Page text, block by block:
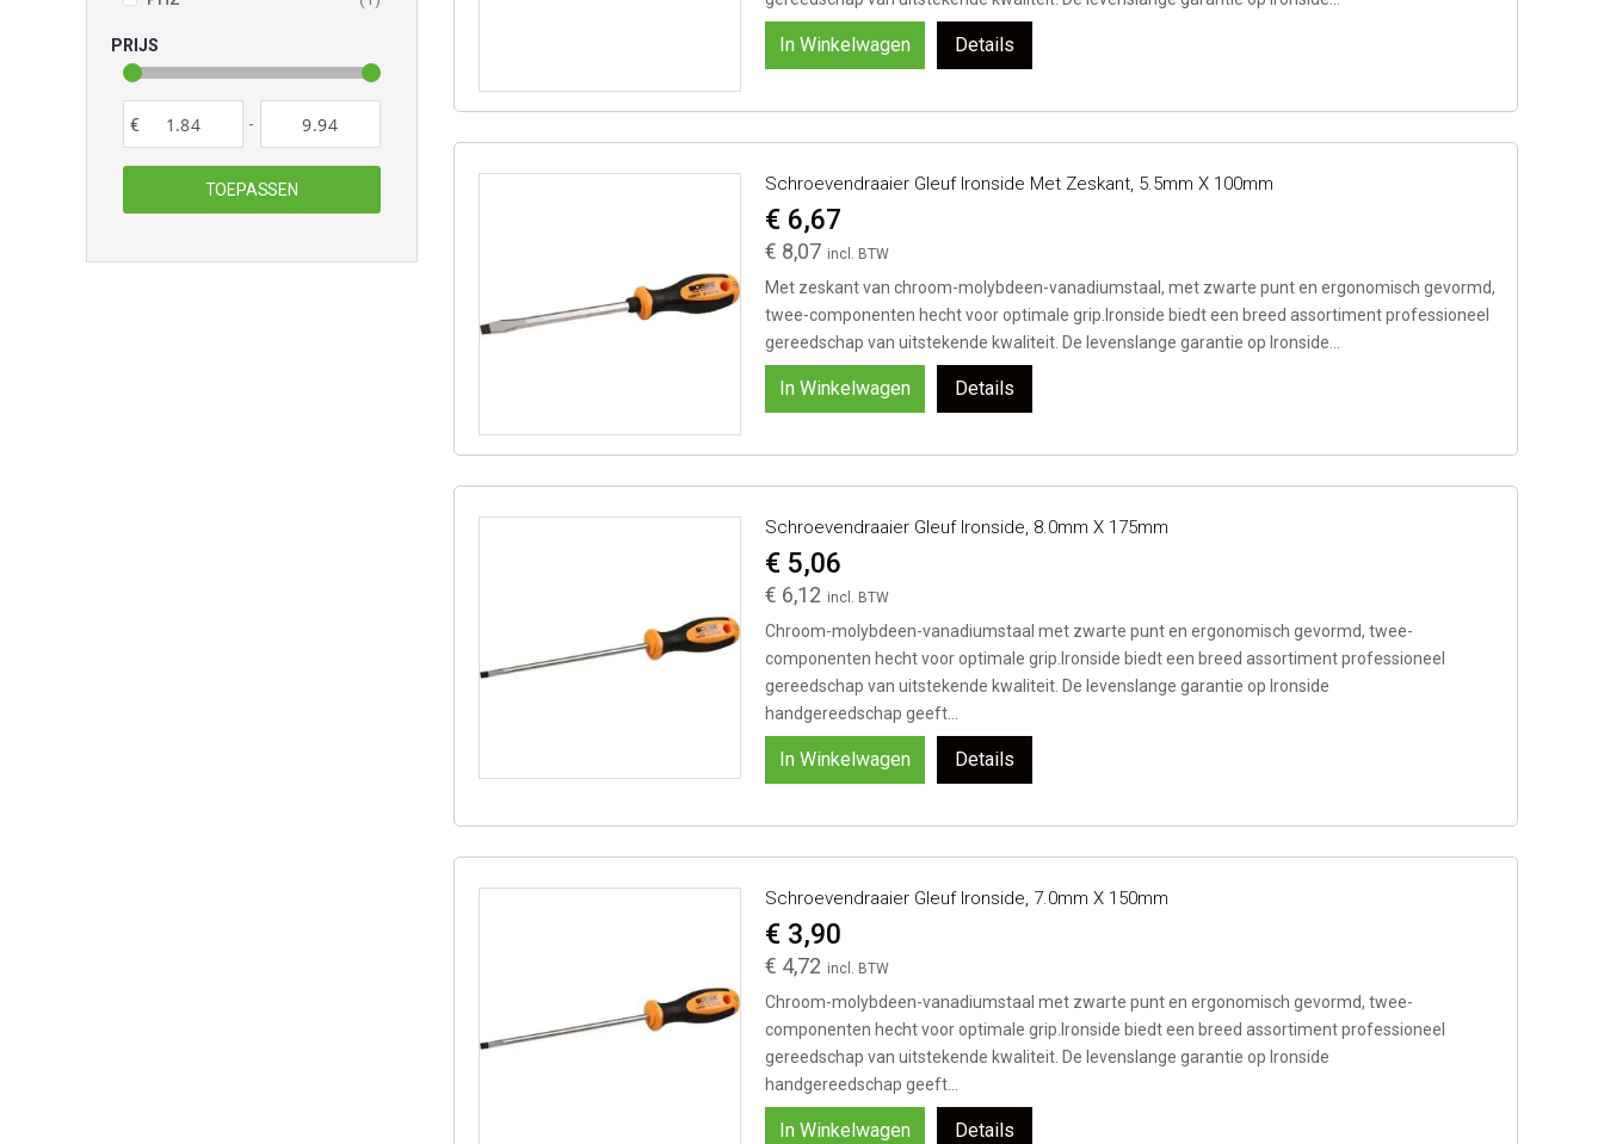
In Winkelwagen Details
Schroevendraaier Gleuf Ironside Met Zeskant, 5.5mm X 100mm
€ 8,07
€ 6,67
Met zeskant van chroom-molybdeen-vanadiumstaal, met zwarte punt en ergonomisch gevormd,
twee-componenten hecht voor optimale grip.Ironside biedt een breed assortiment professioneel
gereedschap van uitstekende kwaliteit. De levenslange garantie op Ironside...
In Winkelwagen Details
Schroevendraaier Gleuf Ironside, 8.0mm X 175mm
€ 6,12
€ 5,06
Chroom-molybdeen-vanadiumstaal met zwarte punt en ergonomisch gevormd, twee-
componenten hecht voor optimale grip.Ironside biedt een breed assortiment professioneel
gereedschap van uitstekende kwaliteit. De levenslange garantie op Ironside
handgereedschap geeft...
In Winkelwagen Details
Schroevendraaier Gleuf Ironside, 7.0mm X 150mm
€ 4,72
€ 3,90
Chroom-molybdeen-vanadiumstaal met zwarte punt en ergonomisch gevormd, twee-
componenten hecht voor optimale grip.Ironside biedt een breed assortiment professioneel
gereedschap van uitstekende kwaliteit. De levenslange garantie op Ironside
handgereedschap geeft...
In Winkelwagen Details
PRIJS
€ -
TOEPASSEN